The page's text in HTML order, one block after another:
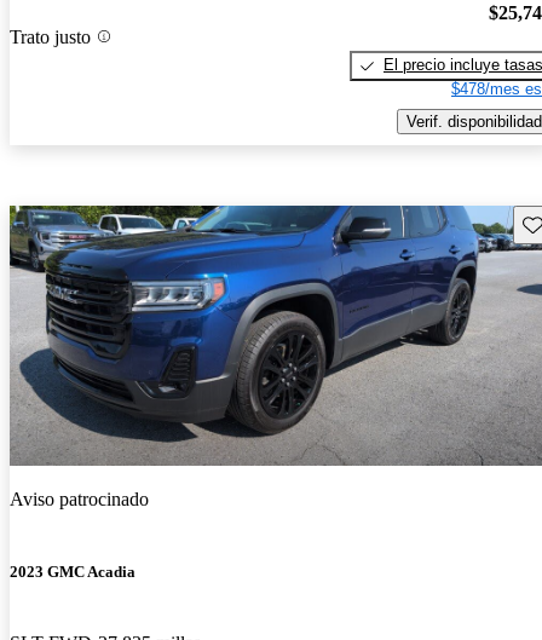
Trato justo
El precio incluye tasas
$478/mes
Verif. disponibilidad
Aviso patrocinado
2023 GMC Acadia